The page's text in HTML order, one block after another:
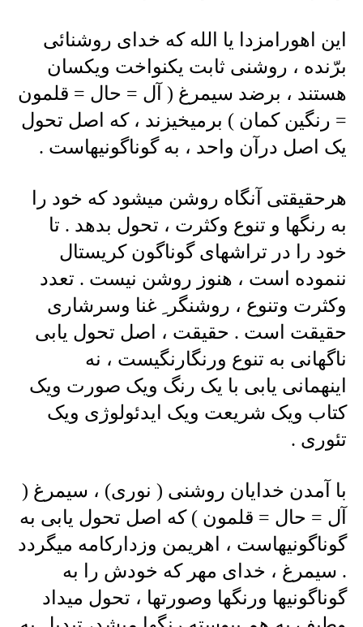
این اهورامزدا یا الله که خدای روشنائی
برّنده ، روشنی ثابت یکنواخت ویکسان
هستند ، برضد سیمرغ ( آل = حال = قلمون
= رنگین کمان ) برمیخیزند ، که اصل تحول
یک اصل درآن واحد ، به گوناگونیهاست .
هرحقیقتی آنگاه روشن میشود که خود را
به رنگها و تنوع وکثرت ، تحول بدهد . تا
خود را در تراشهای گوناگون کریستال
ننموده است ، هنوز روشن نیست . تعدد
وکثرت وتنوع ، روشنگر ِ غنا وسرشاری
حقیقت است . حقیقت ، اصل تحول یابی
ناگهانی به تنوع ورنگارنگیست ، نه
اینهمانی یابی با یک رنگ ویک صورت ویک
کتاب ویک شریعت ویک ایدئولوژی ویک
تئوری .
با آمدن خدایان روشنی ( نوری) ، سیمرغ (
آل = حال = قلمون ) که اصل تحول یابی به
گوناگونیهاست ، اهریمن وزدارکامه میگردد
. سیمرغ ، خدای مهر که خودش را به
گوناگونیها ورنگها وصورتها ، تحول میداد